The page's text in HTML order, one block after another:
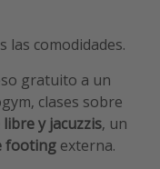
las comodidades.
gratuito a un
clases sobre
y jacuzzis, un
footing externa.